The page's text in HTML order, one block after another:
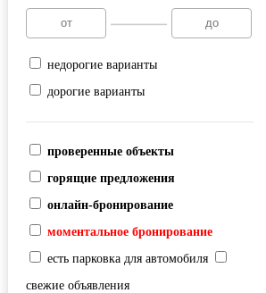
недорогие варианты
дорогие варианты
проверенные объекты
горящие предложения
онлайн-бронирование
моментальное бронирование
есть парковка для автомобиля
свежие объявления